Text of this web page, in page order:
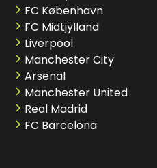
FC København
FC Midtjylland
Liverpool
Manchester City
Arsenal
Manchester United
Real Madrid
FC Barcelona